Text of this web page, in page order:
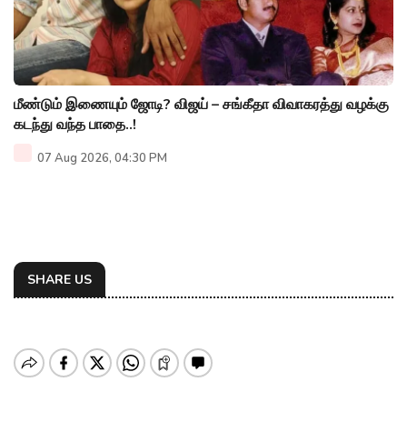
மீண்டும் இணையும் ஜோடி? விஜய் – சங்கீதா விவாகரத்து வழக்கு
கடந்து வந்த பாதை..!
07 Aug 2026, 04:30 PM
SHARE US